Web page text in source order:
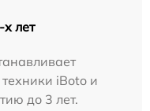
лет
iBoto и
до 3 лет.